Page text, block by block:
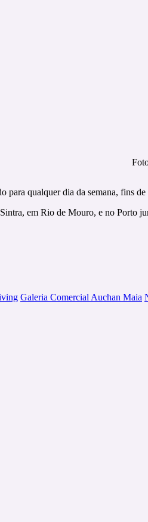
para qualquer dia da semana, fins
em Rio de Mouro, e no Porto
Galeria Comercial Auchan Maia